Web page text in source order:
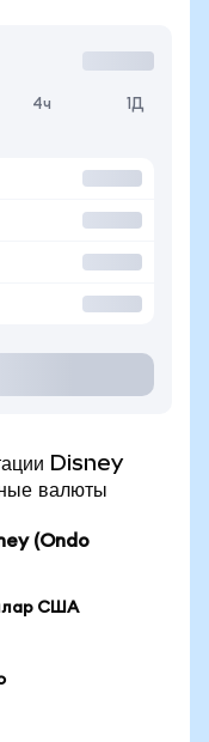
4ч 1Д
Disney
валюты
(Ondo
США